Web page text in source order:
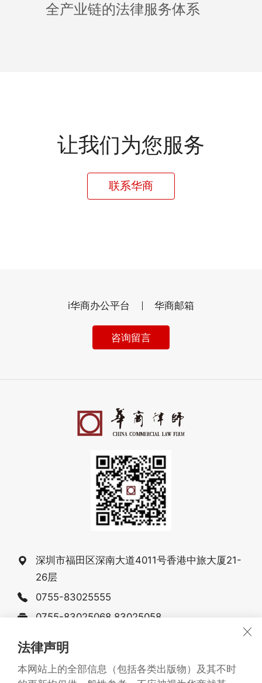
全产业链的法律服务体系
让我们为您服务
联系华商
i华商办公平台 华商邮箱
咨询留言
深圳市福田区深南大道4011号香港中旅大厦21-
26层
0755-83025555
0755-83025068 83025058
战略合作伙伴：
©广东华商律师事务所 版权所有1993-2026
法律声明
本网站上的全部信息（包括各类出版物）及其不时